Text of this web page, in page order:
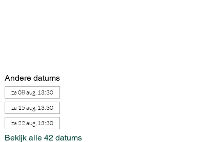
Andere datums
za 08 aug, 13:30
za 15 aug, 13:30
za 22 aug, 13:30
Bekijk alle 42 datums